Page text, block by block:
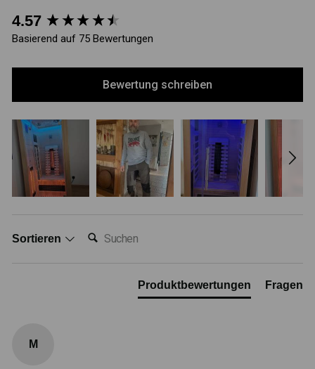
4.57
Basierend auf 75 Bewertungen
Bewertung schreiben
Sortieren
Produktbewertungen Fragen
M
New content loaded